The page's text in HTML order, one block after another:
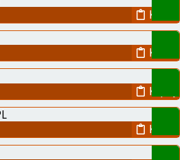
Kopiuj
Kopiuj
Kopiuj
Kopiuj